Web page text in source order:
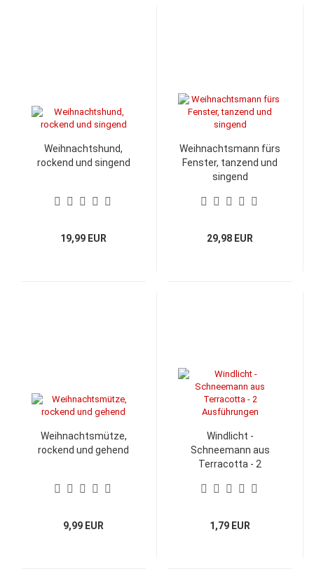
Weihnachtshund,
rockend und singend
19,99 EUR
Weihnachtsmann fürs
Fenster, tanzend und
singend
29,98 EUR
Weihnachtsmütze,
rockend und gehend
9,99 EUR
Windlicht -
Schneemann aus
Terracotta - 2
1,79 EUR